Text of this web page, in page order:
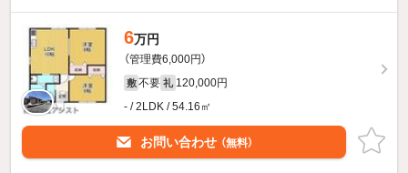
6万円
（管理費6,000円）
敷 不要 礼 120,000円
- / 2LDK / 54.16㎡
お問い合わせ （無料）